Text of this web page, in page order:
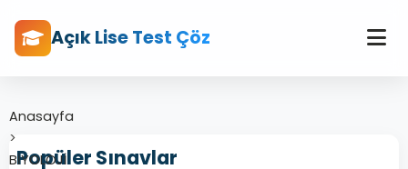
Açık Lise Test Çöz
Anasayfa
>
BİYOLOJİ
Popüler Sınavlar